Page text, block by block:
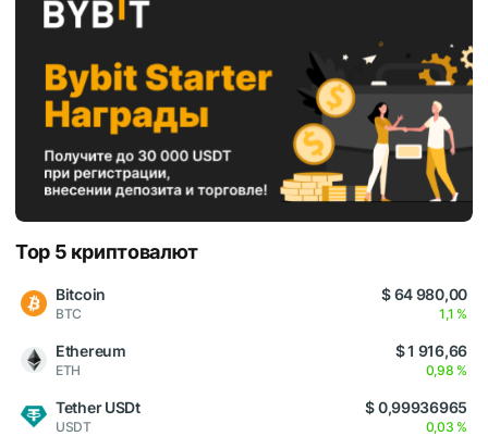
Top 5 криптовалют
Bitcoin
BTC
$ 64 980,00
1,1 %
Ethereum
ETH
$ 1 916,66
0,98 %
Tether USDt
USDT
$ 0,99936965
0,03 %